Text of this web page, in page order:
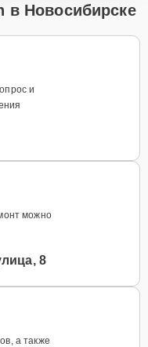
в Новосибирске
и
можно
8
а также